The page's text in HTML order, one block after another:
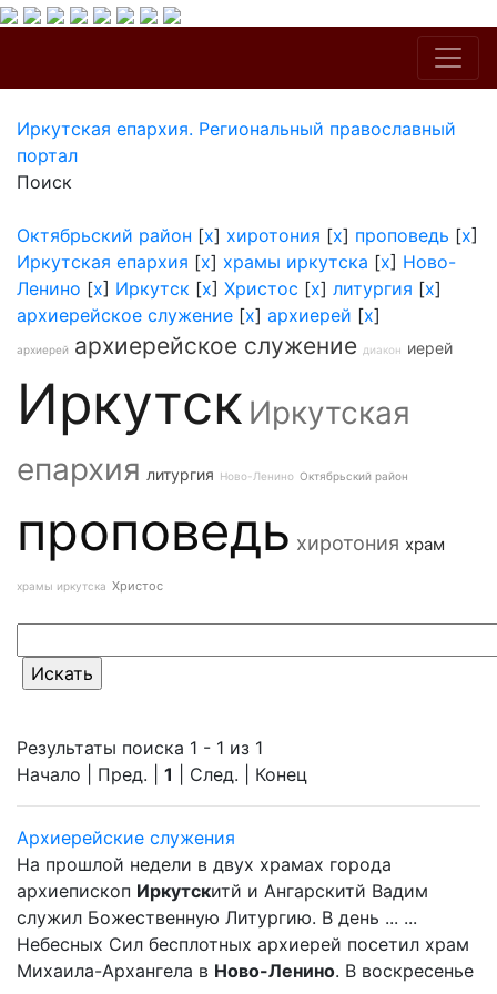
Иркутская епархия. Региональный православный
портал
Поиск
Октябрьский район [x] хиротония [x] проповедь [x]
Иркутская епархия [x] храмы иркутска [x] Ново-
Ленино [x] Иркутск [x] Христос [x] литургия [x]
архиерейское служение [x] архиерей [x]
архиерей архиерейское служение диакон иерей
Иркутск Иркутская
епархия литургия Ново-Ленино Октябрьский район
проповедь хиротония храм
храмы иркутска Христос
Результаты поиска 1 - 1 из 1
Начало | Пред. | 1 | След. | Конец
Архиерейские служения
На прошлой недели в двух храмах города
архиепископ Иркутскитй и Ангарскитй Вадим
служил Божественную Литургию. В день ... ...
Небесных Сил бесплотных архиерей посетил храм
Михаила-Архангела в Ново-Ленино. В воскресенье